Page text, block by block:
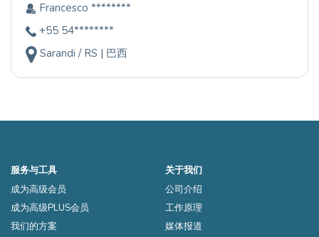
Francesco ********
+55 54********
Sarandi / RS | 巴西
服务与工具
成为高级会员
成为高级PLUS会员
我们的方案
关于我们
公司介绍
工作原理
媒体报道